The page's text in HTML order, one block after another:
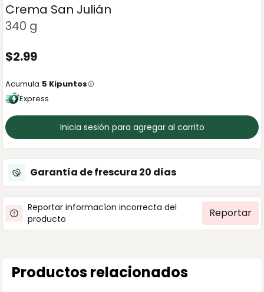
Crema San Julián
340 g
$2.99
Acumula 5 Kipuntos
Express
Inicia sesión para agregar al carrito
Garantía de frescura 20 días
Reportar informacíon incorrecta del
producto
Reportar
Productos relacionados